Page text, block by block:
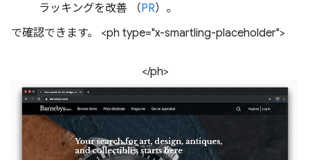
ラッキングを改善 （PR）。
で確認できます。 <ph type="x-smartling-placeholder">
</ph>